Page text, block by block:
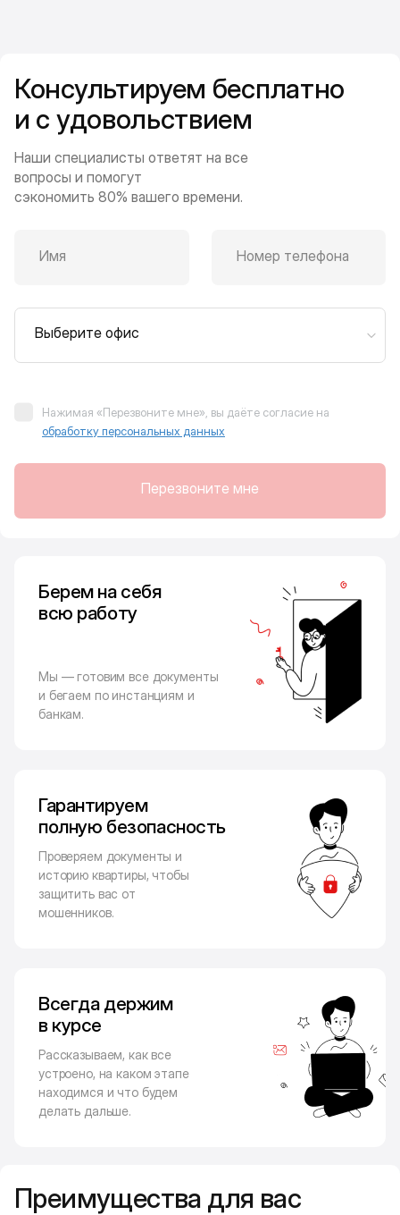
Консультируем бесплатно
и с удовольствием
Наши специалисты ответят на все
вопросы и помогут
сэкономить 80% вашего времени.
Имя Номер телефона
Выберите офис
Нажимая «Перезвоните мне», вы даёте согласие на
обработку персональных данных
Перезвоните мне
Берем на себя
всю работу
Мы — готовим все документы
и бегаем по инстанциям и
банкам.
Гарантируем
полную безопасность
Проверяем документы и
историю квартиры, чтобы
защитить вас от
мошенников.
Всегда держим
в курсе
Рассказываем, как все
устроено, на каком этапе
находимся и что будем
делать дальше.
Преимущества для вас